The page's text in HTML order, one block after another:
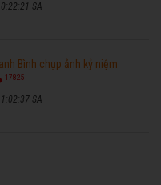
SA
Bình chụp ảnh kỷ niệm
17825
SA